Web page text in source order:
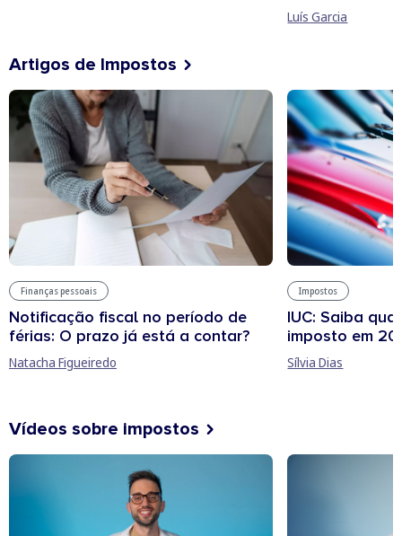
Luís Garcia
Artigos de Impostos
Finanças pessoais
Notificação fiscal no período de
férias: O prazo já está a contar?
Natacha Figueiredo
Impostos
IUC: Saiba
imposto em
Sílvia Dias
Vídeos sobre impostos